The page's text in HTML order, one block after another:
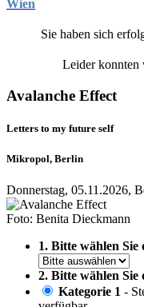
Wien
Sie haben sich
Leider konnten
Avalanche Effect
Letters to my future self
Mikropol, Berlin
Donnerstag, 05.11.2026,
Foto: Benita Dieckmann
1. Bitte wählen
2. Bitte wählen Sie
Kategorie 1 -